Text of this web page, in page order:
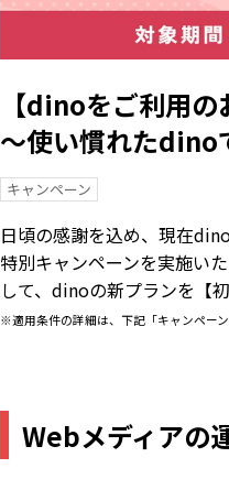
【dinoをご利用
〜使い慣れたdino
キャンペーン
日頃の感謝を込め、現在
特別キャンペーンを実施い
して、dinoの新プランを【
※適用条件の詳細は、下記「キャンペー
Webメディアの